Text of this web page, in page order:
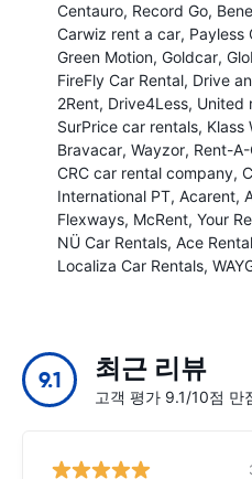
Centauro Record Go
Carwiz rent a car Payless
Green Motion Goldcar
FireFly Car Rental Drive
2Rent Drive4Less United
SurPrice car rentals Klass
Bravacar Wayzor Rent-
CRC car rental company
International PT Acarent
Flexways McRent Your
NÜ Car Rentals Ace
Localiza Car Rentals
9.1 최근 리뷰
고객 평가 9.1/10점 만